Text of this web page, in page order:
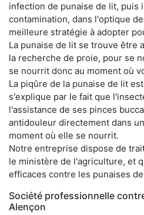
infection de punaise de lit, puis
contamination, dans l'optique
meilleure stratégie à adopter
La punaise de lit se trouve être
la recherche de proie, pour se
se nourrit donc au moment où
La piqûre de la punaise de lit
s'explique par le fait que
l'assistance de ses pinces
antidouleur directement dans
moment où elle se nourrit.
Notre entreprise dispose de
le ministère de l'agriculture, et
efficaces contre les punaises
Société professionnelle
Alençon